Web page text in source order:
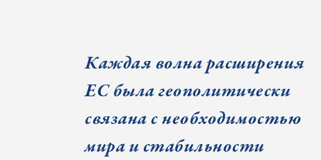
Каждая волна расширения
ЕС была геополитически
связана с необходимостью
мира и стабильности